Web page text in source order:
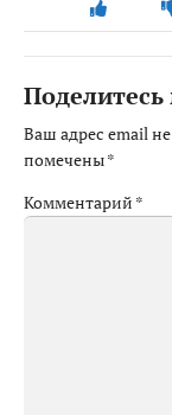
Ваш адрес email
помечены*
Комментарий *